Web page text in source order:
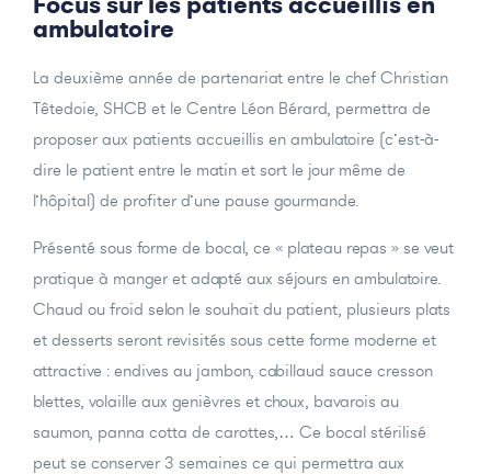
ambulatoire
La deuxième année de partenariat entre le chef Christian
Têtedoie, SHCB et le Centre Léon Bérard, permettra de
proposer aux patients accueillis en ambulatoire (c’est-à-
dire le patient entre le matin et sort le jour même de
l’hôpital) de profiter d’une pause gourmande.
Présenté sous forme de bocal, ce « plateau repas » se veut
pratique à manger et adapté aux séjours en ambulatoire.
Chaud ou froid selon le souhait du patient, plusieurs plats
et desserts seront revisités sous cette forme moderne et
attractive : endives au jambon, cabillaud sauce cresson
blettes, volaille aux genièvres et choux, bavarois au
saumon, panna cotta de carottes,… Ce bocal stérilisé
peut se conserver 3 semaines ce qui permettra aux